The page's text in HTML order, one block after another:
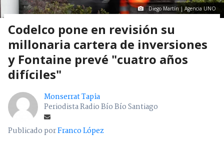
Diego Martín | Agencia UNO
Codelco pone en revisión su
millonaria cartera de inversiones
y Fontaine prevé "cuatro años
difíciles"
Monserrat Tapia
Periodista Radio Bío Bío Santiago
Publicado porFranco López